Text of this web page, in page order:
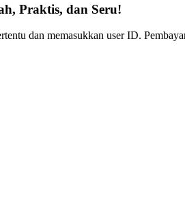
Praktis, dan Seru!
dan memasukkan user ID.